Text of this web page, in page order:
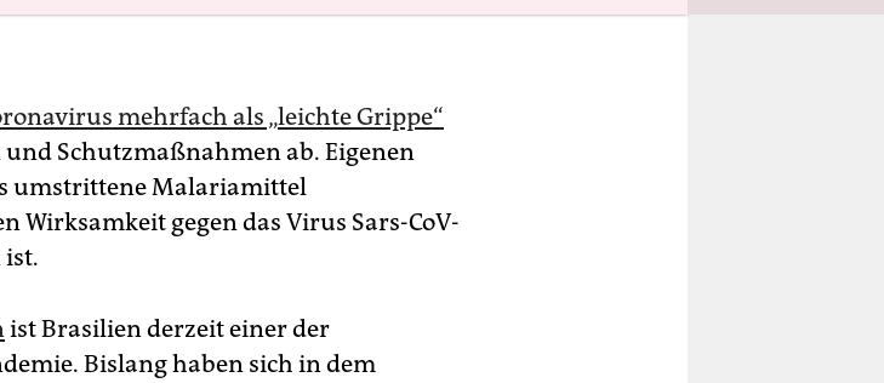
mehrfach als „leichte Grippe“
Schutzmaßnahmen ab. Eigenen
umstrittene Malariamittel
Wirksamkeit gegen das Virus Sars-CoV-
ist.
ist Brasilien derzeit einer der
Bislang haben sich in dem